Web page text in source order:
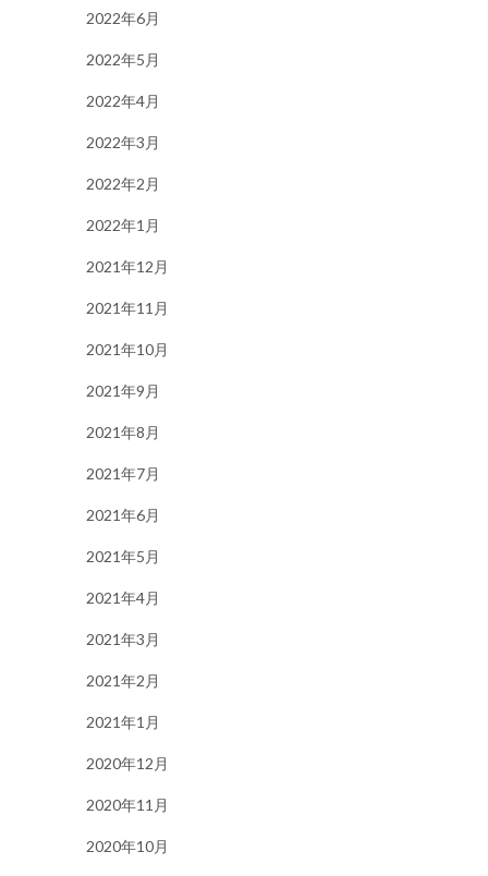
2022年6月
2022年5月
2022年4月
2022年3月
2022年2月
2022年1月
2021年12月
2021年11月
2021年10月
2021年9月
2021年8月
2021年7月
2021年6月
2021年5月
2021年4月
2021年3月
2021年2月
2021年1月
2020年12月
2020年11月
2020年10月